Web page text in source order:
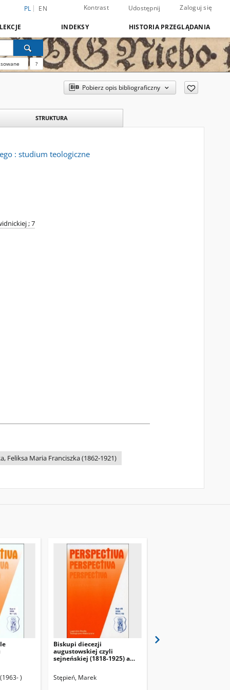
PL EN Kontrast Udostępnij Zaloguj się
INDEKSY HISTORIA PRZEGLĄDANIA
?
Pobierz opis bibliograficzny
STRUKTURA
: studium teologiczne
; 7
Feliksa Maria Franciszka (1862-1921)
)
Biskupi diecezji
augustowskiej czyli
sejneńskiej (1818-1925) a
Stępień, Marek